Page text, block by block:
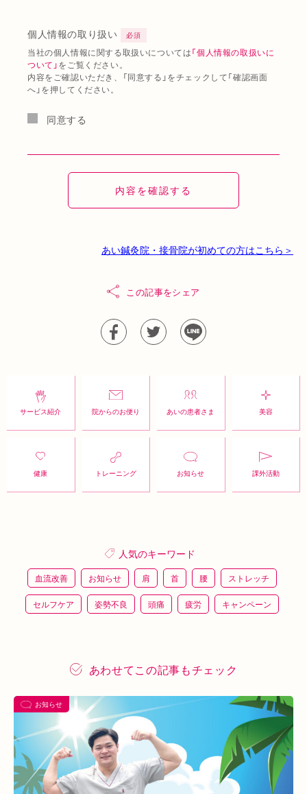
個人情報の取り扱い 必須
当社の個人情報に関する取扱いについては「個人情報の取扱いに
ついて」をご覧ください。
内容をご確認いただき、「同意する」をチェックして「確認画面
へ」を押してください。
同意する
あい鍼灸院・接骨院が初めての方はこちら＞
この記事をシェア
サービス紹介 院からのお便り あいの患者さま 美容
健康 トレーニング お知らせ 課外活動
人気のキーワード
血流改善 お知らせ 肩 首 腰 ストレッチ
セルフケア 姿勢不良 頭痛 疲労 キャンペーン
あい通信 筋トレ 骨盤 おすすめグッズ 足 睡眠
あいSHOP 膝 矯正 むくみ 睡眠不足 鶴橋
対応できる症状 上本町 土・祝営業 ダイエット
ふくらはぎ ストレス 背骨 腱鞘炎
あわせてこの記事もチェック
お知らせ